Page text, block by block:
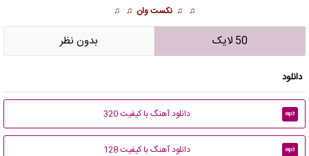
♫ ♫ نکست وان ♫ ♫
50 لایک بدون نظر
دانلود
mp3 دانلود آهنگ با کیفیت 320
mp3 دانلود آهنگ با کیفیت 128